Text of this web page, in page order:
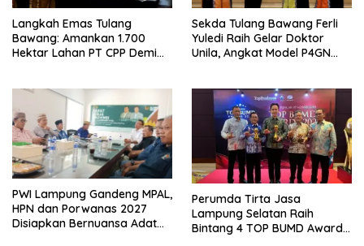
Langkah Emas Tulang
Bawang: Amankan 1.700
Hektar Lahan PT CPP Demi
Sekda Tulang Bawang Ferli
Yuledi Raih Gelar Doktor
Unila, Angkat Model P4GN
PWI Lampung Gandeng MPAL,
HPN dan Porwanas 2027
Disiapkan Bernuansa Adat
Perumda Tirta Jasa
Lampung Selatan Raih
Bintang 4 TOP BUMD Awards